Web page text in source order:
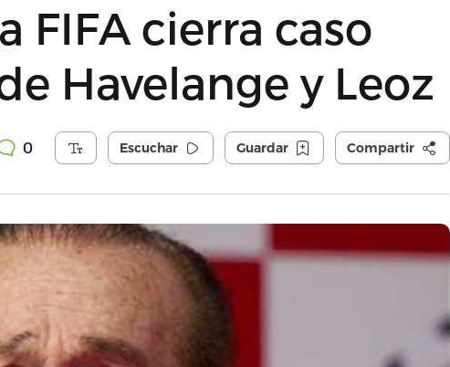
FIFA cierra caso
Havelange y Leoz
0 Escuchar Guardar Compartir